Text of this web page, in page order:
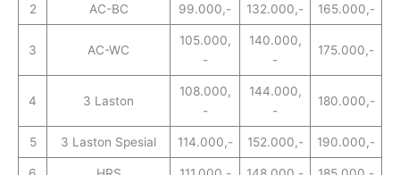
2 AC-BC 99.000,- 132.000,- 165.000,-
3 AC-WC
105.000,
-
140.000,
-
175.000,-
4 3 Laston
108.000,
-
144.000,
-
180.000,-
5 3 Laston Spesial 114.000,- 152.000,- 190.000,-